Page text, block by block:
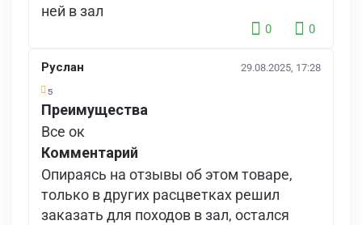
ней в зал
0 0
Руслан 29.08.2025, 17:28
5
Преимущества
Все ок
Комментарий
Опираясь на отзывы об этом товаре,
только в других расцветках решил
заказать для походов в зал, остался